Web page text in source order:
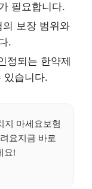
필요합니다.
보장 범위와
.
정되는 한약제
있습니다.
지 마세요보험
요지금 바로
요!